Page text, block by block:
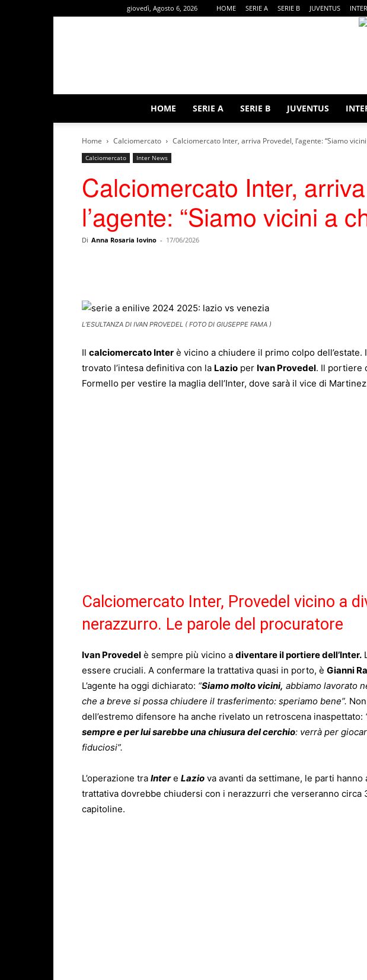
giovedì, Agosto 6, 2026 HOME SERIE A SERIE B JUVENTUS INTER
HOME SERIE A SERIE B JUVENTUS
Home Calciomercato Calciomercato Inter, arriva Provedel, l’agente: “Siamo
Calciomercato Inter News
Calciomercato Inter,
l’agente: “Siamo vicini a
Di Anna Rosaria Iovino - 17/06/2026
L’ESULTANZA DI IVAN PROVEDEL ( FOTO DI GIUSEPPE FAMA )
Il calciomercato Inter è vicino a chiudere il primo colpo
trovato l’intesa definitiva con la Lazio per Ivan Provedel. Il portiere
Formello per vestire la maglia dell’Inter, dove sarà il vice di
Calciomercato Inter, Provedel vicino a
nerazzurro. Le parole del procuratore
Ivan Provedel è sempre più vicino a diventare il portiere dell’Inter.
essere cruciali. A confermare la trattativa quasi in porto, è Gianni
L’agente ha oggi dichiarato: “Siamo molto vicini, abbiamo lavorato
che a breve si possa chiudere il trasferimento: speriamo bene”.
dell’estremo difensore ha anche rivelato un retroscena inaspettato:
sempre e per lui sarebbe una chiusura del cerchio: verrà per
fiduciosi”.
L’operazione tra Intere Lazio va avanti da settimane, le parti
trattativa dovrebbe chiudersi con i nerazzurri che verseranno circa
capitoline.